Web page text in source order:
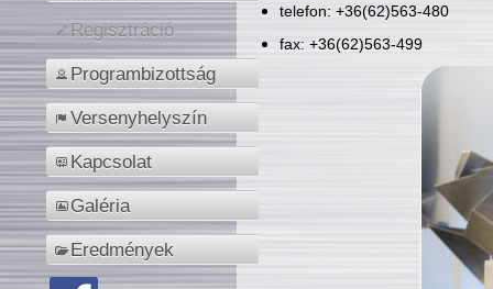
Regisztráció
Programbizottság
Versenyhelyszín
Kapcsolat
Galéria
Eredmények
telefon: +36(62)563-480
fax: +36(62)563-499